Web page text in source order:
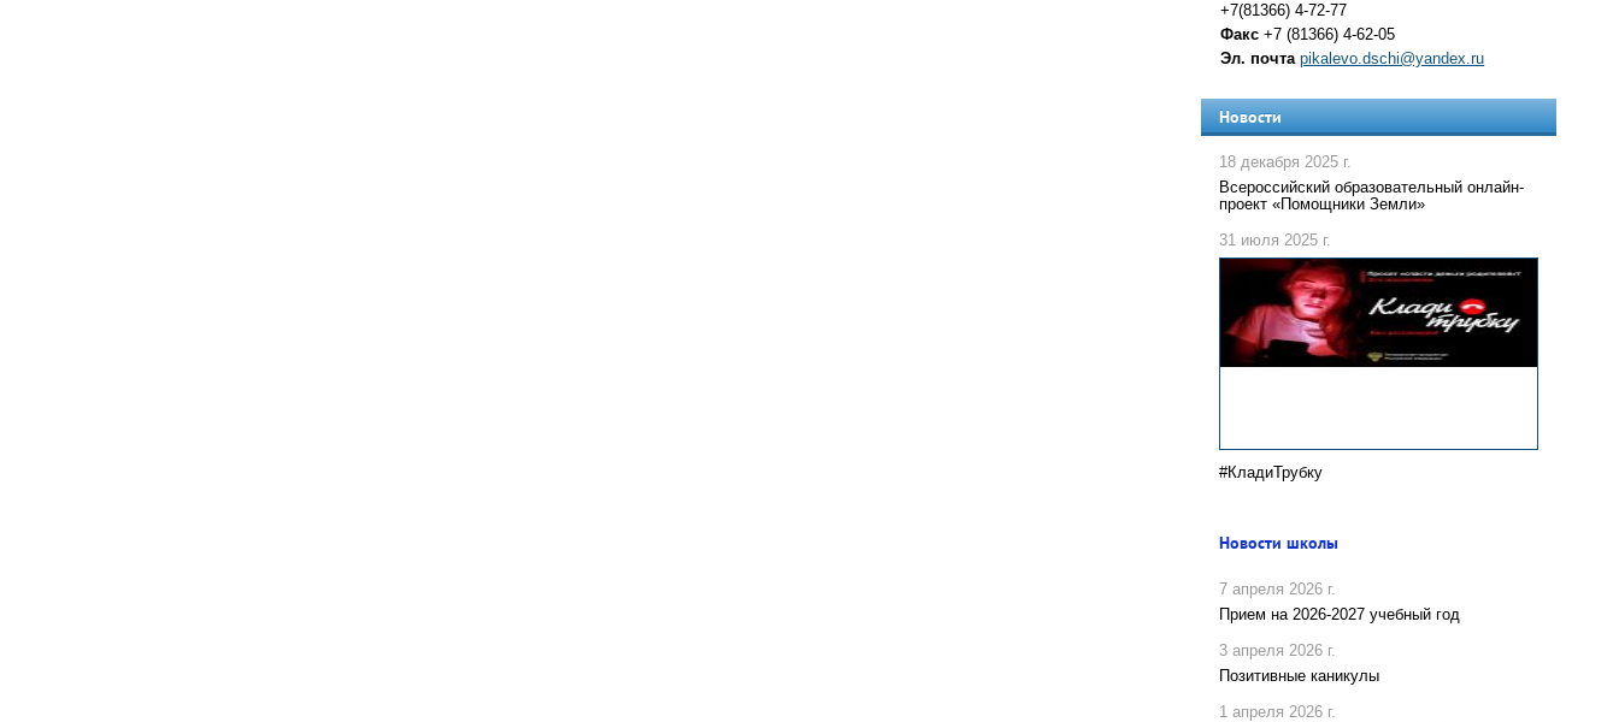
+7(81366) 4-72-77
Факс +7 (81366) 4-62-05
Эл. почта pikalevo.dschi@yandex.ru
Новости
18 декабря 2025 г.
Всероссийский образовательный онлайн-
проект «Помощники Земли»
31 июля 2025 г.
#КладиТрубку
Новости школы
7 апреля 2026 г.
Прием на 2026-2027 учебный год
3 апреля 2026 г.
Позитивные каникулы
1 апреля 2026 г.